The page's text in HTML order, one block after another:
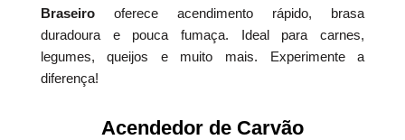
Braseirooferece acendimento rápido, brasa
duradoura e pouca fumaça. Ideal para carnes,
legumes, queijos e muito mais. Experimente a
diferença!
Acendedor de Carvão